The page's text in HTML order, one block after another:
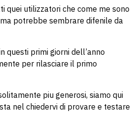
quei utilizzatori che come me sono
potrebbe sembrare difenile da
questi primi giorni dell’anno
per rilasciare il primo
piu generosi, siamo qui
nel chiedervi di provare e testare